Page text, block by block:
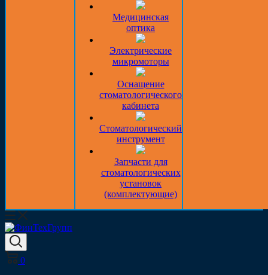
Медицинская
оптика
Электрические
микромоторы
Оснащение
стоматологического
кабинета
Стоматологический
инструмент
Запчасти для
стоматологических
установок
(комплектующие)
0